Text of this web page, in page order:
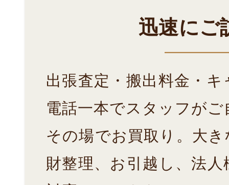
迅速にご
出張査定・搬出料金・
電話一本でスタッフが
その場でお買取り。大
財整理、お引越し、法